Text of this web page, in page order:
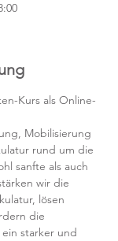
Kurs als Online-
Mobilisierung
rund um die
sanfte als auch
wir die
lösen
die
starker und